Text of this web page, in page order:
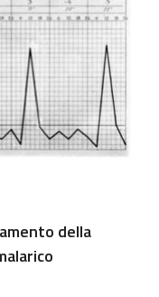
della